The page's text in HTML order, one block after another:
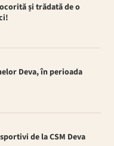
și trădată de o
Deva, în perioada
de la CSM Deva